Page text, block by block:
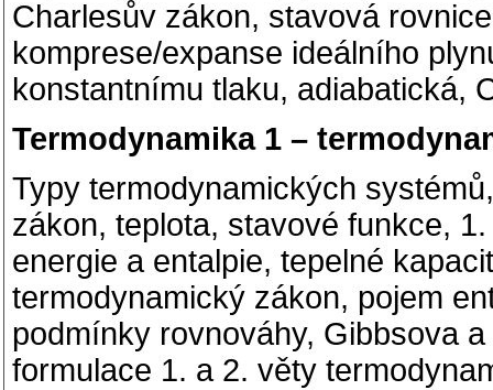
Charlesův zákon, stavová
komprese/expanse ideálního
konstantnímu tlaku, adiabatická,
Termodynamika 1 –
Typy termodynamických
zákon, teplota, stavové funkce,
energie a entalpie, tepelné
termodynamický zákon, pojem
podmínky rovnováhy, Gibbsova
formulace 1. a 2. věty